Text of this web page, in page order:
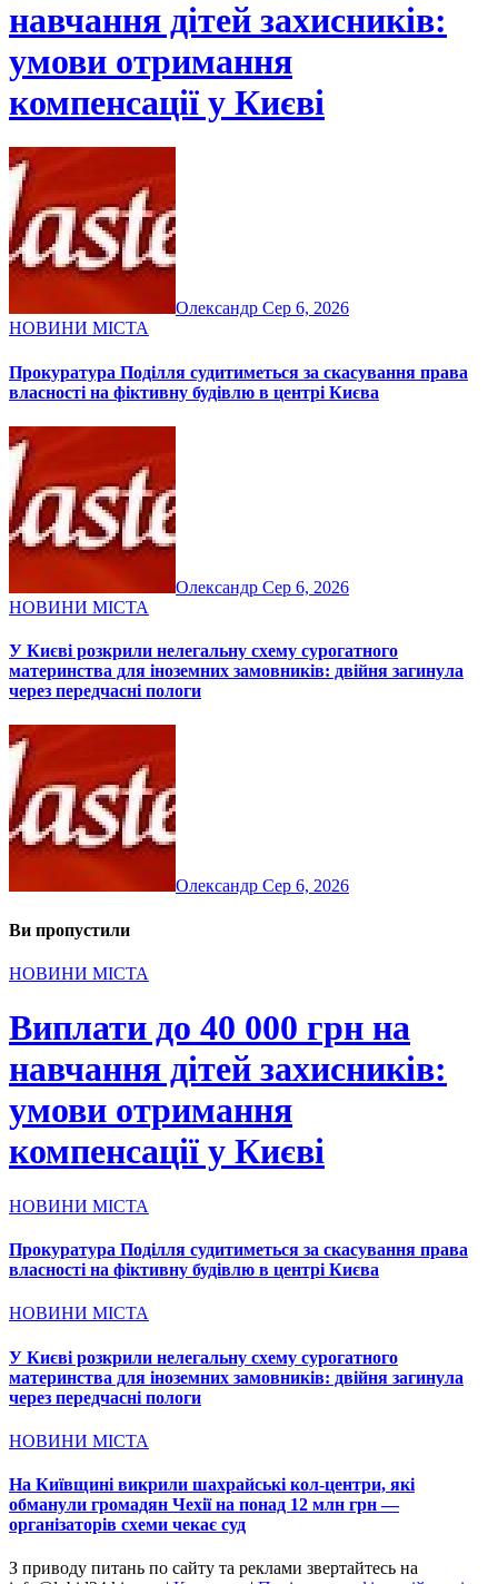
навчання дітей захисників:
умови отримання
компенсації у Києві
Олександр Сер 6, 2026
НОВИНИ МІСТА
Прокуратура Поділля судитиметься за скасування права
власності на фіктивну будівлю в центрі Києва
Олександр Сер 6, 2026
НОВИНИ МІСТА
У Києві розкрили нелегальну схему сурогатного
материнства для іноземних замовників: двійня загинула
через передчасні пологи
Олександр Сер 6, 2026
Ви пропустили
НОВИНИ МІСТА
Виплати до 40 000 грн на
навчання дітей захисників:
умови отримання
компенсації у Києві
НОВИНИ МІСТА
Прокуратура Поділля судитиметься за скасування права
власності на фіктивну будівлю в центрі Києва
НОВИНИ МІСТА
У Києві розкрили нелегальну схему сурогатного
материнства для іноземних замовників: двійня загинула
через передчасні пологи
НОВИНИ МІСТА
На Київщині викрили шахрайські кол-центри, які
обманули громадян Чехії на понад 12 млн грн —
організаторів схеми чекає суд
З приводу питань по сайту та реклами звертайтесь на